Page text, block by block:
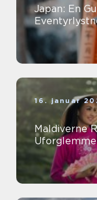
Japan: En
16. januar
Maldiverne